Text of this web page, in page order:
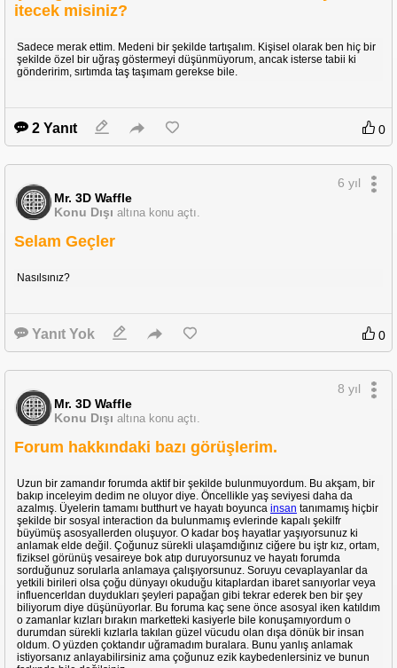
itecek misiniz?
Sadece merak ettim. Medeni bir şekilde tartışalım. Kişisel olarak ben hiç bir
şekilde özel bir uğraş göstermeyi düşünmüyorum, ancak isterse tabii ki
gönderirim, sırtımda taş taşımam gerekse bile.
2 Yanıt 0
Mr. 3D Waffle
Konu Dışı altına konu açtı.
6 yıl
Selam Geçler
Nasılsınız?
Yanıt Yok 0
Mr. 3D Waffle
Konu Dışı altına konu açtı.
8 yıl
Forum hakkındaki bazı görüşlerim.
Uzun bir zamandır forumda aktif bir şekilde bulunmuyordum. Bu akşam, bir
bakıp inceleyim dedim ne oluyor diye. Öncellikle yaş seviyesi daha da
azalmış. Üyelerin tamamı butthurt ve hayatı boyunca insan tanımamış hiçbir
şekilde bir sosyal interaction da bulunmamış evlerinde kapalı şekilfr
büyümüş asosyallerden oluşuyor. O kadar boş hayatlar yaşıyorsunuz ki
anlamak elde değil. Çoğunuz sürekli ulaşamdığınız ciğere bu iştr kız, ortam,
fiziksel görünüş vesaireye bok atıp duruyorsunuz ve hayatı forumda
sorduğunuz sorularla anlamaya çalışıyorsunuz. Soruyu cevaplayanlar da
yetkili birileri olsa çoğu dünyayı okuduğu kitaplardan ibaret sanıyorlar veya
influencerldan duydukları şeyleri papağan gibi tekrar ederek ben bir şey
biliyorum diye düşünüyorlar. Bu foruma kaç sene önce asosyal iken katıldım
o zamanlar kızları bırakın marketteki kasiyerle bile konuşamıyordum o
durumdan sürekli kızlarla takılan güzel vücudu olan dışa dönük bir insan
oldum. O yüzden çoktandır uğramadım buralara. Bunu yanlış anlamak
istiyorsanız anlayabilirsiniz ama çoğunuz ezik kaybedenlersiniz ve bunun